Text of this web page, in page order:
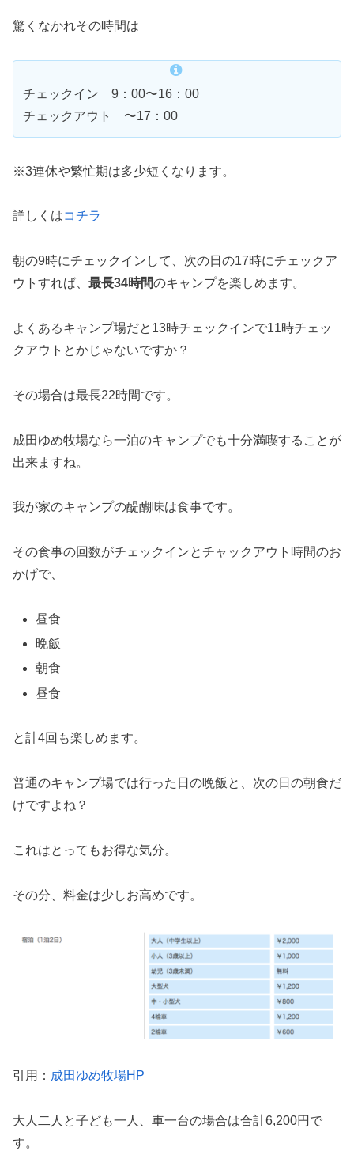
驚くなかれその時間は
チェックイン 9：00〜16：00
チェックアウト 〜17：00
※3連休や繁忙期は多少短くなります。
詳しくはコチラ
朝の9時にチェックインして、次の日の17時にチェックア
ウトすれば、 最長34時間のキャンプを楽しめます。
よくあるキャンプ場だと13時チェックインで11時チェッ
クアウトとかじゃないですか？
その場合は最長22時間です。
成田ゆめ牧場なら一泊のキャンプでも十分満喫することが
出来ますね。
我が家のキャンプの醍醐味は食事です。
その食事の回数がチェックインとチャックアウト時間のお
かげで、
昼食
晩飯
朝食
昼食
と計4回も楽しめます。
普通のキャンプ場では行った日の晩飯と、次の日の朝食だ
けですよね？
これはとってもお得な気分。
その分、料金は少しお高めです。
引用： 成田ゆめ牧場HP
大人二人と子ども一人、車一台の場合は合計6,200円で
す。